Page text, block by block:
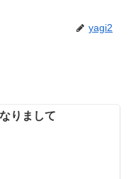
yagi2
りまして